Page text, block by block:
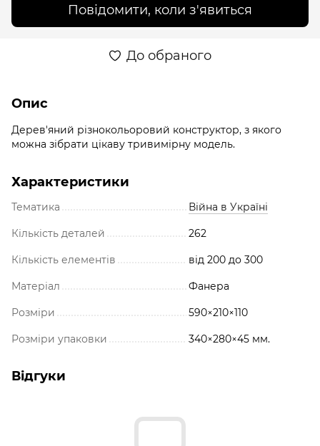
Повідомити, коли з'явиться
До обраного
Опис
Дерев'яний різнокольоровий конструктор, з якого
можна зібрати цікаву тривимірну модель.
Характеристики
Тематика Війна в Україні
Кількість деталей 262
Кількість елементів від 200 до 300
Матеріал Фанера
Розміри 590×210×110
Розміри упаковки 340×280×45 мм.
Відгуки